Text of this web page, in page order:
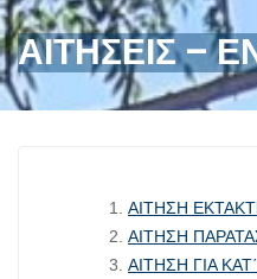
ΑΙΤΗΣΕΙΣ –
ΑΙΤΗΣΗ
ΑΙΤΗΣΗ
ΑΙΤΗΣΗ ΓΙΑ